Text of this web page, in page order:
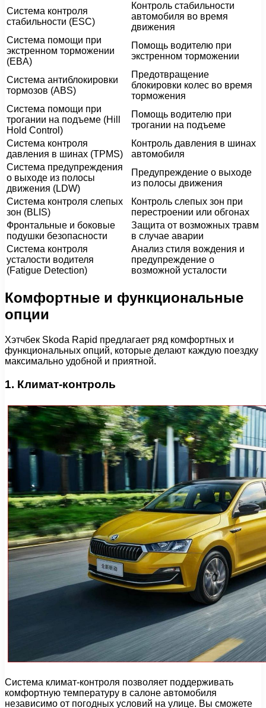
Система контроля
стабильности (ESC)
Контроль стабильности
автомобиля во время
движения
Система помощи при
экстренном торможении
(EBA)
Помощь водителю при
экстренном торможении
Система антиблокировки
тормозов (ABS)
Предотвращение
блокировки колес во время
торможения
Система помощи при
трогании на подъеме (Hill
Hold Control)
Помощь водителю при
трогании на подъеме
Система контроля
давления в шинах (TPMS)
Контроль давления в шинах
автомобиля
Система предупреждения
о выходе из полосы
движения (LDW)
Предупреждение о выходе
из полосы движения
Система контроля слепых
зон (BLIS)
Контроль слепых зон при
перестроении или обгонах
Фронтальные и боковые
подушки безопасности
Защита от возможных травм
в случае аварии
Система контроля
усталости водителя
(Fatigue Detection)
Анализ стиля вождения и
предупреждение о
возможной усталости
Комфортные и функциональные
опции
Хэтчбек Skoda Rapid предлагает ряд комфортных и
функциональных опций, которые делают каждую поездку
максимально удобной и приятной.
1. Климат-контроль
Система климат-контроля позволяет поддерживать
комфортную температуру в салоне автомобиля
независимо от погодных условий на улице. Вы сможете